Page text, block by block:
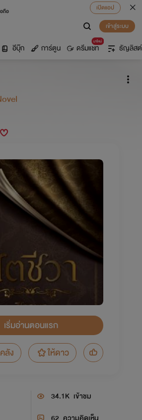
ถือ
เปิดแอป
เข้าสู่ระบบ
อีบุ๊ก การ์ตูน
มาใหม่
ดรีมแชท ธัญลิสต์
เริ่มอ่านตอนแรก
ลัง
ให้ดาว
34.1K เข้าชม